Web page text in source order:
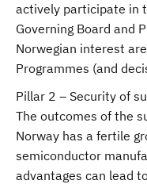
actively participate in
Governing Board and
Norwegian interest
Programmes (and
Pillar 2 – Security of
The outcomes of the
Norway has a fertile
semiconductor
advantages can lead